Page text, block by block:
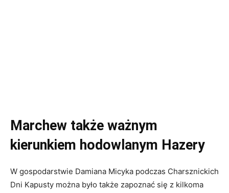
Marchew także ważnym
kierunkiem hodowlanym Hazery
W gospodarstwie Damiana Micyka podczas Charsznickich
Dni Kapusty można było także zapoznać się z kilkoma